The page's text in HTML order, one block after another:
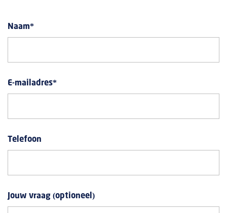
Naam*
E-mailadres*
Telefoon
Jouw vraag (optioneel)